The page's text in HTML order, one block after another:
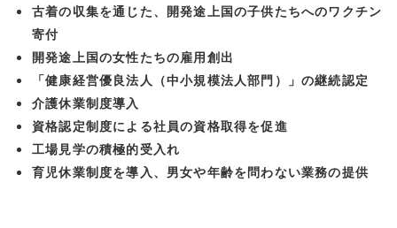
古着の収集を通じた、開発途上国の⼦供たちへのワクチン
寄付
開発途上国の⼥性たちの雇⽤創出
「健康経営優良法⼈（中⼩規模法⼈部⾨）」の継続認定
介護休業制度導⼊
資格認定制度による社員の資格取得を促進
⼯場⾒学の積極的受⼊れ
育児休業制度を導⼊、男⼥や年齢を問わない業務の提供